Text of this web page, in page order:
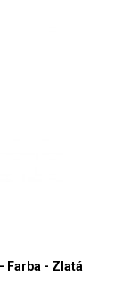
Farba - Zlatá